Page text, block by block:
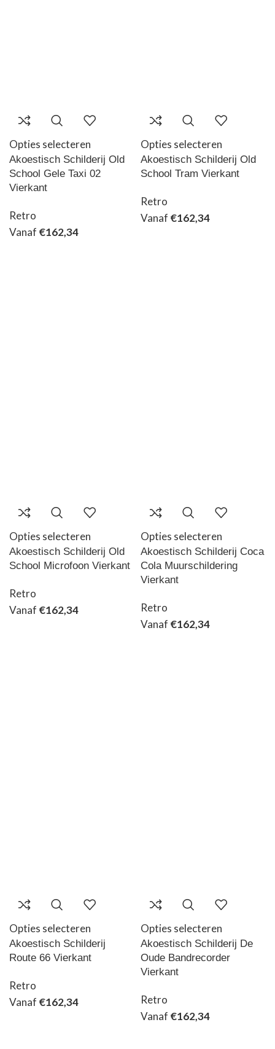
Opties selecteren
Akoestisch Schilderij Old
School Gele Taxi 02
Vierkant
Retro
Vanaf €162,34
Opties selecteren
Akoestisch Schilderij Old
School Tram Vierkant
Retro
Vanaf €162,34
Opties selecteren
Akoestisch Schilderij Old
School Microfoon Vierkant
Retro
Vanaf €162,34
Opties selecteren
Akoestisch Schilderij Coca
Cola Muurschildering
Vierkant
Retro
Vanaf €162,34
Opties selecteren
Akoestisch Schilderij
Route 66 Vierkant
Retro
Vanaf €162,34
Opties selecteren
Akoestisch Schilderij De
Oude Bandrecorder
Vierkant
Retro
Vanaf €162,34